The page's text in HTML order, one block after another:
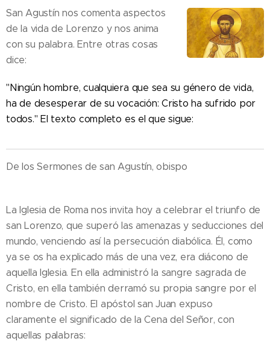
San Agustín nos comenta aspectos
de la vida de Lorenzo y nos anima
con su palabra. Entre otras cosas
dice:
"Ningún hombre, cualquiera que sea su género de vida,
ha de desesperar de su vocación: Cristo ha sufrido por
todos." El texto completo es el que sigue:
De los Sermones de san Agustín, obispo
La Iglesia de Roma nos invita hoy a celebrar el triunfo de
san Lorenzo, que superó las amenazas y seducciones del
mundo, venciendo así la persecución diabólica. Él, como
ya se os ha explicado más de una vez, era diácono de
aquella Iglesia. En ella administró la sangre sagrada de
Cristo, en ella también derramó su propia sangre por el
nombre de Cristo. El apóstol san Juan expuso
claramente el significado de la Cena del Señor, con
aquellas palabras: